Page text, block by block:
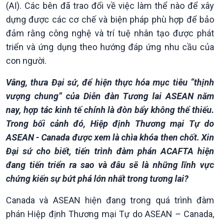
Kinh tế
Tin Kinh tế
Trước giờ mở cửa
Dòng chảy Kinh tế
Sức sống hàng Việt
Khởi nghiệp
Tuyên chiến với gian lận
thương mại
Nông nghiệp & Biển đảo
Tin Nông nghiệp & Biển
đảo
Mùa vàng
Biển đảo Việt Nam
Tâm tình biên giới và hải
đảo
Tìm hiểu biển, đảo Việt
Nam
(AI). Các bên đã trao đổi về việc làm thể nào để xây
dựng được các cơ chế và biện pháp phù hợp để bảo
đảm rằng công nghệ và trí tuệ nhân tạo được phát
triển và ứng dụng theo hướng đáp ứng nhu cầu của
con người.
Vâng, thưa Đại sứ, để hiện thực hóa mục tiêu “thịnh
vượng chung” của Diễn đàn Tương lai ASEAN năm
nay, hợp tác kinh tế chính là đòn bẩy không thể thiếu.
Trong bối cảnh đó, Hiệp định Thương mại Tự do
ASEAN - Canada được xem là chìa khóa then chốt. Xin
Đại sứ cho biết, tiến trình đàm phán ACAFTA hiện
đang tiến triển ra sao và đâu sẽ là những lĩnh vực
chứng kiến sự bứt phá lớn nhất trong tương lai?
Canada và ASEAN hiện đang trong quá trình đàm
phán Hiệp định Thương mại Tự do ASEAN – Canada,